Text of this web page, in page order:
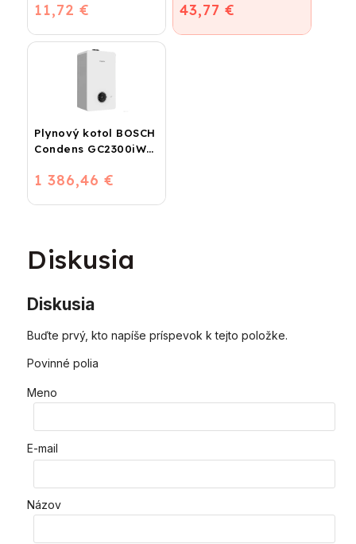
(STIROTERMAL
11,72 € 43,77 €
Plynový kotol BOSCH
Condens GC2300iW
kondenzačný
1 386,46 €
Diskusia
Diskusia
Buďte prvý, kto napíše príspevok k tejto položke.
Povinné polia
Meno
E-mail
Názov